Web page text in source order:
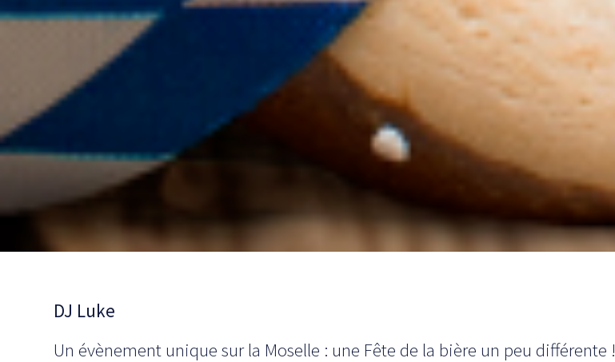
DJ Luke
Un évènement unique sur la Moselle : une Fête de la bière un peu différente !